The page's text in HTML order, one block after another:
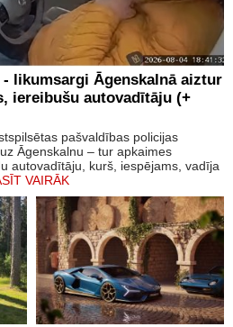
likumsargi Āgenskalnā aiztur
iereibušu autovadītāju (+
pašvaldības policijas
Āgenskalnu – tur apkaimes
autovadītāju, kurš, iespējams, vadīja
VAIRĀK